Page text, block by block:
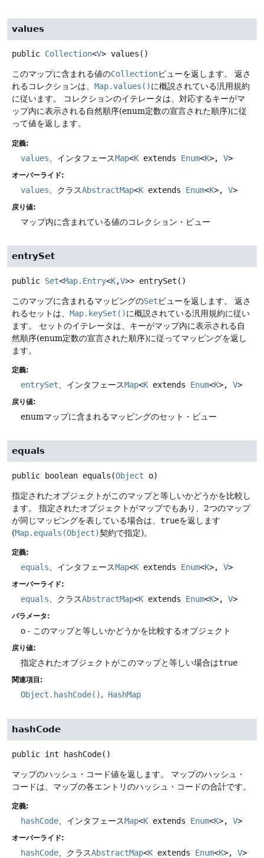
values
public Collection<V> values ()
このマップに含まれる値のCollectionビューを返します。
返さ
れるコレクションは、 Map.values()に概説されている汎用規約
に従います。
コレクションのイテレータは、対応するキーがマ
ップ内に表示される自然順序(enum定数の宣言された順序)に従
って値を返します。
定義:
values 、インタフェースMap<K extends Enum<K>, V>
オーバーライド:
values 、クラスAbstractMap<K extends Enum<K>, V>
戻り値:
マップ内に含まれている値のコレクション・ビュー
entrySet
public Set<Map.Entry<K,V>> entrySet ()
このマップに含まれるマッピングのSetビューを返します。
返さ
れるセットは、 Map.keySet()に概説されている汎用規約に従い
ます。
セットのイテレータは、キーがマップ内に表示される自
然順序(enum定数の宣言された順序)に従ってマッピングを返し
ます。
定義:
entrySet 、インタフェースMap<K extends Enum<K>, V>
戻り値:
enumマップに含まれるマッピングのセット・ビュー
equals
public boolean equals (Object o)
指定されたオブジェクトがこのマップと等しいかどうかを比較し
ます。
指定されたオブジェクトがマップでもあり、2つのマップ
が同じマッピングを表している場合は、 trueを返します
(Map.equals(Object)契約で指定)。
定義:
equals、インタフェースMap<K extends Enum<K>, V>
オーバーライド:
equals、クラスAbstractMap<K extends Enum<K>, V>
パラメータ:
o - このマップと等しいかどうかを比較するオブジェクト
戻り値:
指定されたオブジェクトがこのマップと等しい場合はtrue
関連項目:
Object.hashCode() HashMap
hashCode
public int hashCode()
マップのハッシュ・コード値を返します。
マップのハッシュ・
コードは、マップの各エントリのハッシュ・コードの合計です。
定義:
hashCode 、インタフェースMap<K extends Enum<K>, V>
オーバーライド:
hashCode 、クラスAbstractMap<K extends Enum<K>, V>